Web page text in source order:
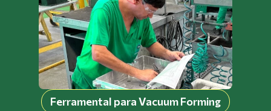
Ferramental para Vacuum Forming